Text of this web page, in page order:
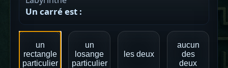
Un carré est :
un
rectangle
particulier
un
losange
particulier
les deux
aucun
des
deux